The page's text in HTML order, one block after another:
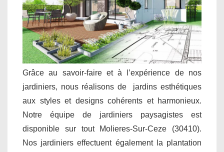
Grâce au savoir-faire et à l’expérience de nos
jardiniers, nous réalisons de jardins esthétiques
aux styles et designs cohérents et harmonieux.
Notre équipe de jardiniers paysagistes est
disponible sur tout Molieres-Sur-Ceze (30410).
Nos jardiniers effectuent également la plantation